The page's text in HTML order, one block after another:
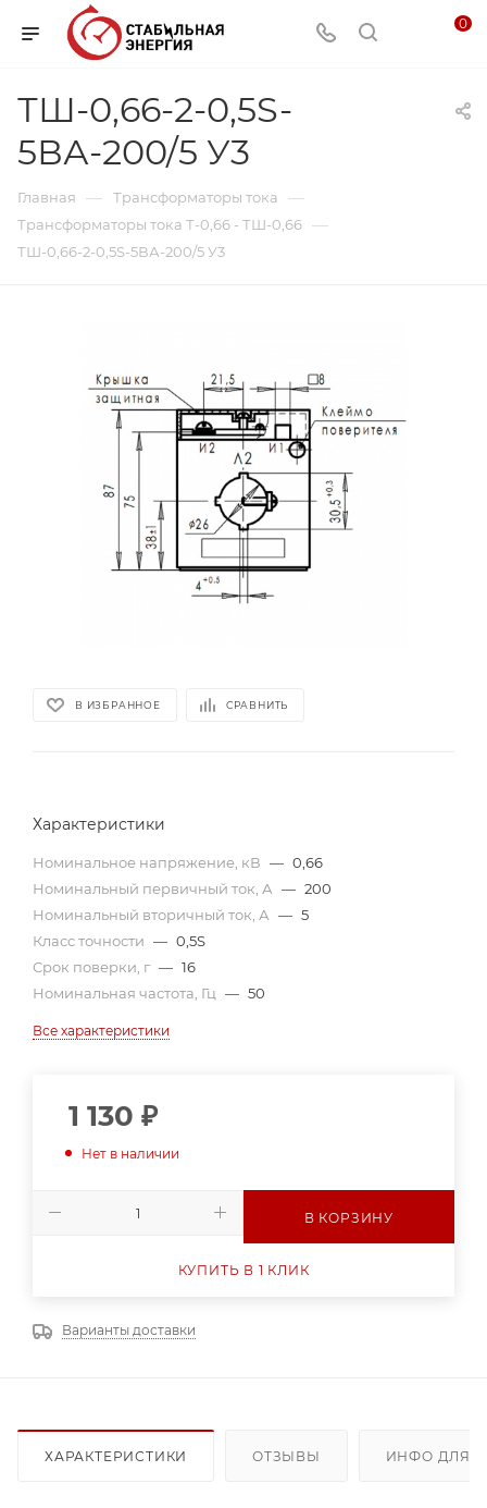
0
ТШ-0,66-2-0,5S-
5ВА-200/5 У3
Главная — Трансформаторы тока —
Трансформаторы тока Т-0,66 - ТШ-0,66 —
ТШ-0,66-2-0,5S-5ВА-200/5 У3
В ИЗБРАННОЕ СРАВНИТЬ
Характеристики
Номинальное напряжение, кВ — 0,66
Номинальный первичный ток, А — 200
Номинальный вторичный ток, А — 5
Класс точности — 0,5S
Срок поверки, г — 16
Номинальная частота, Гц — 50
Все характеристики
1 130 ₽
Нет в наличии
В КОРЗИНУ
КУПИТЬ В 1 КЛИК
Варианты доставки
ХАРАКТЕРИСТИКИ ОТЗЫВЫ ИНФО ДЛЯ